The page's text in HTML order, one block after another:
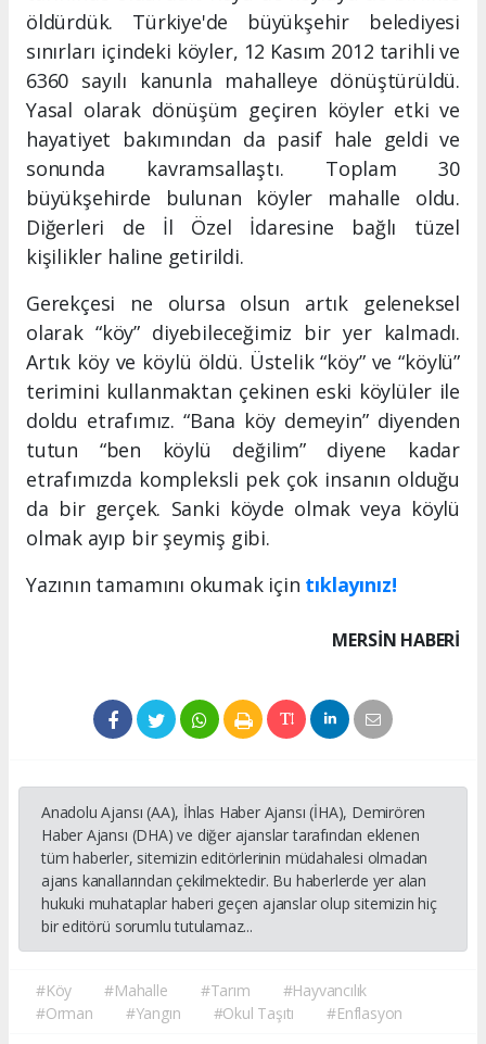
öldürdük. Türkiye'de büyükşehir belediyesi
sınırları içindeki köyler, 12 Kasım 2012 tarihli ve
6360 sayılı kanunla mahalleye dönüştürüldü.
Yasal olarak dönüşüm geçiren köyler etki ve
hayatiyet bakımından da pasif hale geldi ve
sonunda kavramsallaştı. Toplam 30
büyükşehirde bulunan köyler mahalle oldu.
Diğerleri de İl Özel İdaresine bağlı tüzel
kişilikler haline getirildi.
Gerekçesi ne olursa olsun artık geleneksel
olarak “köy” diyebileceğimiz bir yer kalmadı.
Artık köy ve köylü öldü. Üstelik “köy” ve “köylü”
terimini kullanmaktan çekinen eski köylüler ile
doldu etrafımız. “Bana köy demeyin” diyenden
tutun “ben köylü değilim” diyene kadar
etrafımızda kompleksli pek çok insanın olduğu
da bir gerçek. Sanki köyde olmak veya köylü
olmak ayıp bir şeymiş gibi.
Yazının tamamını okumak için tıklayınız!
MERSIN HABERİ
Anadolu Ajansı (AA), İhlas Haber Ajansı (İHA), Demirören
Haber Ajansı (DHA) ve diğer ajanslar tarafından eklenen
tüm haberler, sitemizin editörlerinin müdahalesi olmadan
ajans kanallarından çekilmektedir. Bu haberlerde yer alan
hukuki muhataplar haberi geçen ajanslar olup sitemizin hiç
bir editörü sorumlu tutulamaz...
#Köy #Mahalle #Tarım
#Hayvancılık
#Orman
#Yangın #Okul Taşıtı #Enflasyon